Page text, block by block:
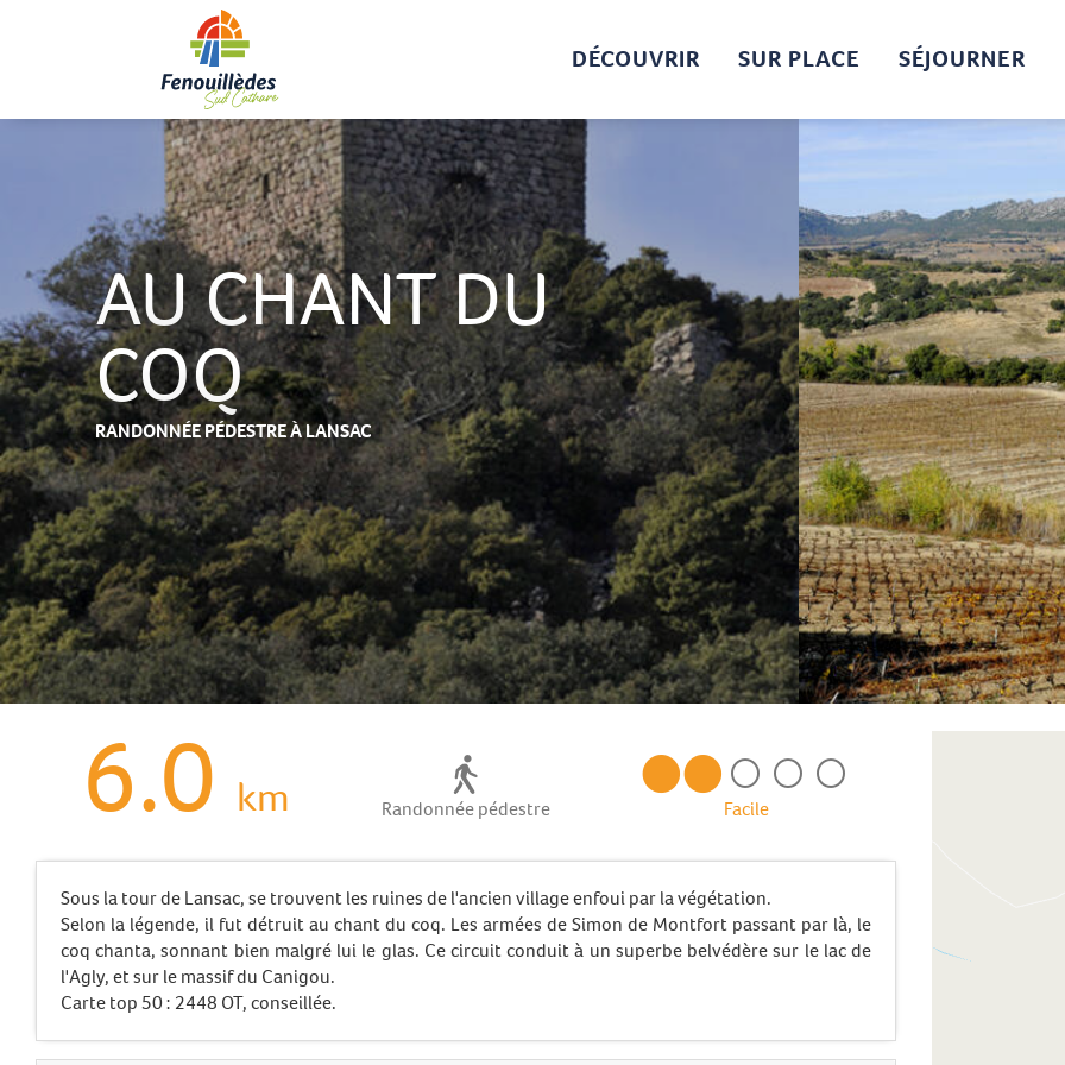
DÉCOUVRIR SUR PLACE SÉJOURNER
AU CHANT DU
COQ
RANDONNÉE PÉDESTREÀ LANSAC
6.0 km Randonnée pédestre Facile
Sous la tour de Lansac, se trouvent les ruines de l'ancien village enfoui par la végétation.
Selon la légende, il fut détruit au chant du coq. Les armées de Simon de Montfort passant par là, le
coq chanta, sonnant bien malgré lui le glas. Ce circuit conduit à un superbe belvédère sur le lac de
l'Agly, et sur le massif du Canigou.
Carte top 50 : 2448 OT, conseillée.